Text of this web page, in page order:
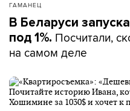
ГАМАНЕЦ
В Беларуси
под 1%. Посчитали,
на самом деле